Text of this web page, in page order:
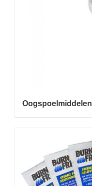
Oogspoelmiddelen